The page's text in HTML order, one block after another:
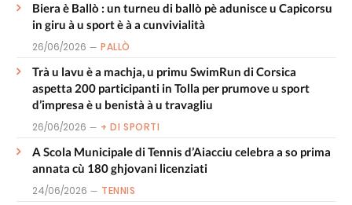
Biera è Ballò : un turneu di ballò pè adunisce u Capicorsu
in giru à u sport è à a cunvivialità
26/06/2026 PALLÒ
Trà u lavu è a machja, u primu SwimRun di Corsica
aspetta 200 participanti in Tolla per prumove u sport
d’impresa è u benistà à u travagliu
26/06/2026 + DI SPORTI
A Scola Municipale di Tennis d’Aiacciu celebra a so prima
annata cù 180 ghjovani licenziati
24/06/2026 TENNIS